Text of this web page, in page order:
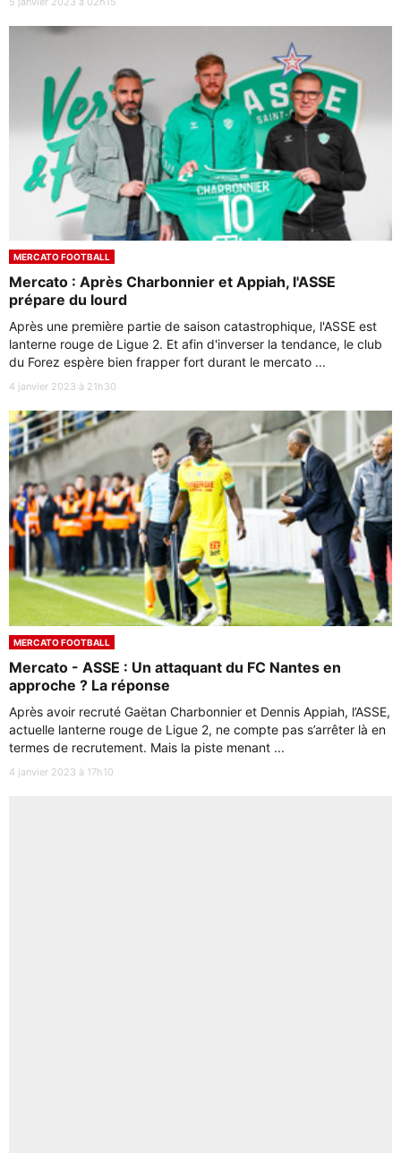
MERCATO FOOTBALL
Mercato : Après Charbonnier et Appiah, l'ASSE
prépare du lourd
Après une première partie de saison catastrophique, l'ASSE est
lanterne rouge de Ligue 2. Et afin d'inverser la tendance, le club
du Forez espère bien frapper fort durant le mercato ...
4 janvier 2023 à 21h30
MERCATO FOOTBALL
Mercato - ASSE : Un attaquant du FC Nantes en
approche ? La réponse
Après avoir recruté Gaëtan Charbonnier et Dennis Appiah, l’ASSE,
actuelle lanterne rouge de Ligue 2, ne compte pas s’arrêter là en
termes de recrutement. Mais la piste menant ...
4 janvier 2023 à 17h10